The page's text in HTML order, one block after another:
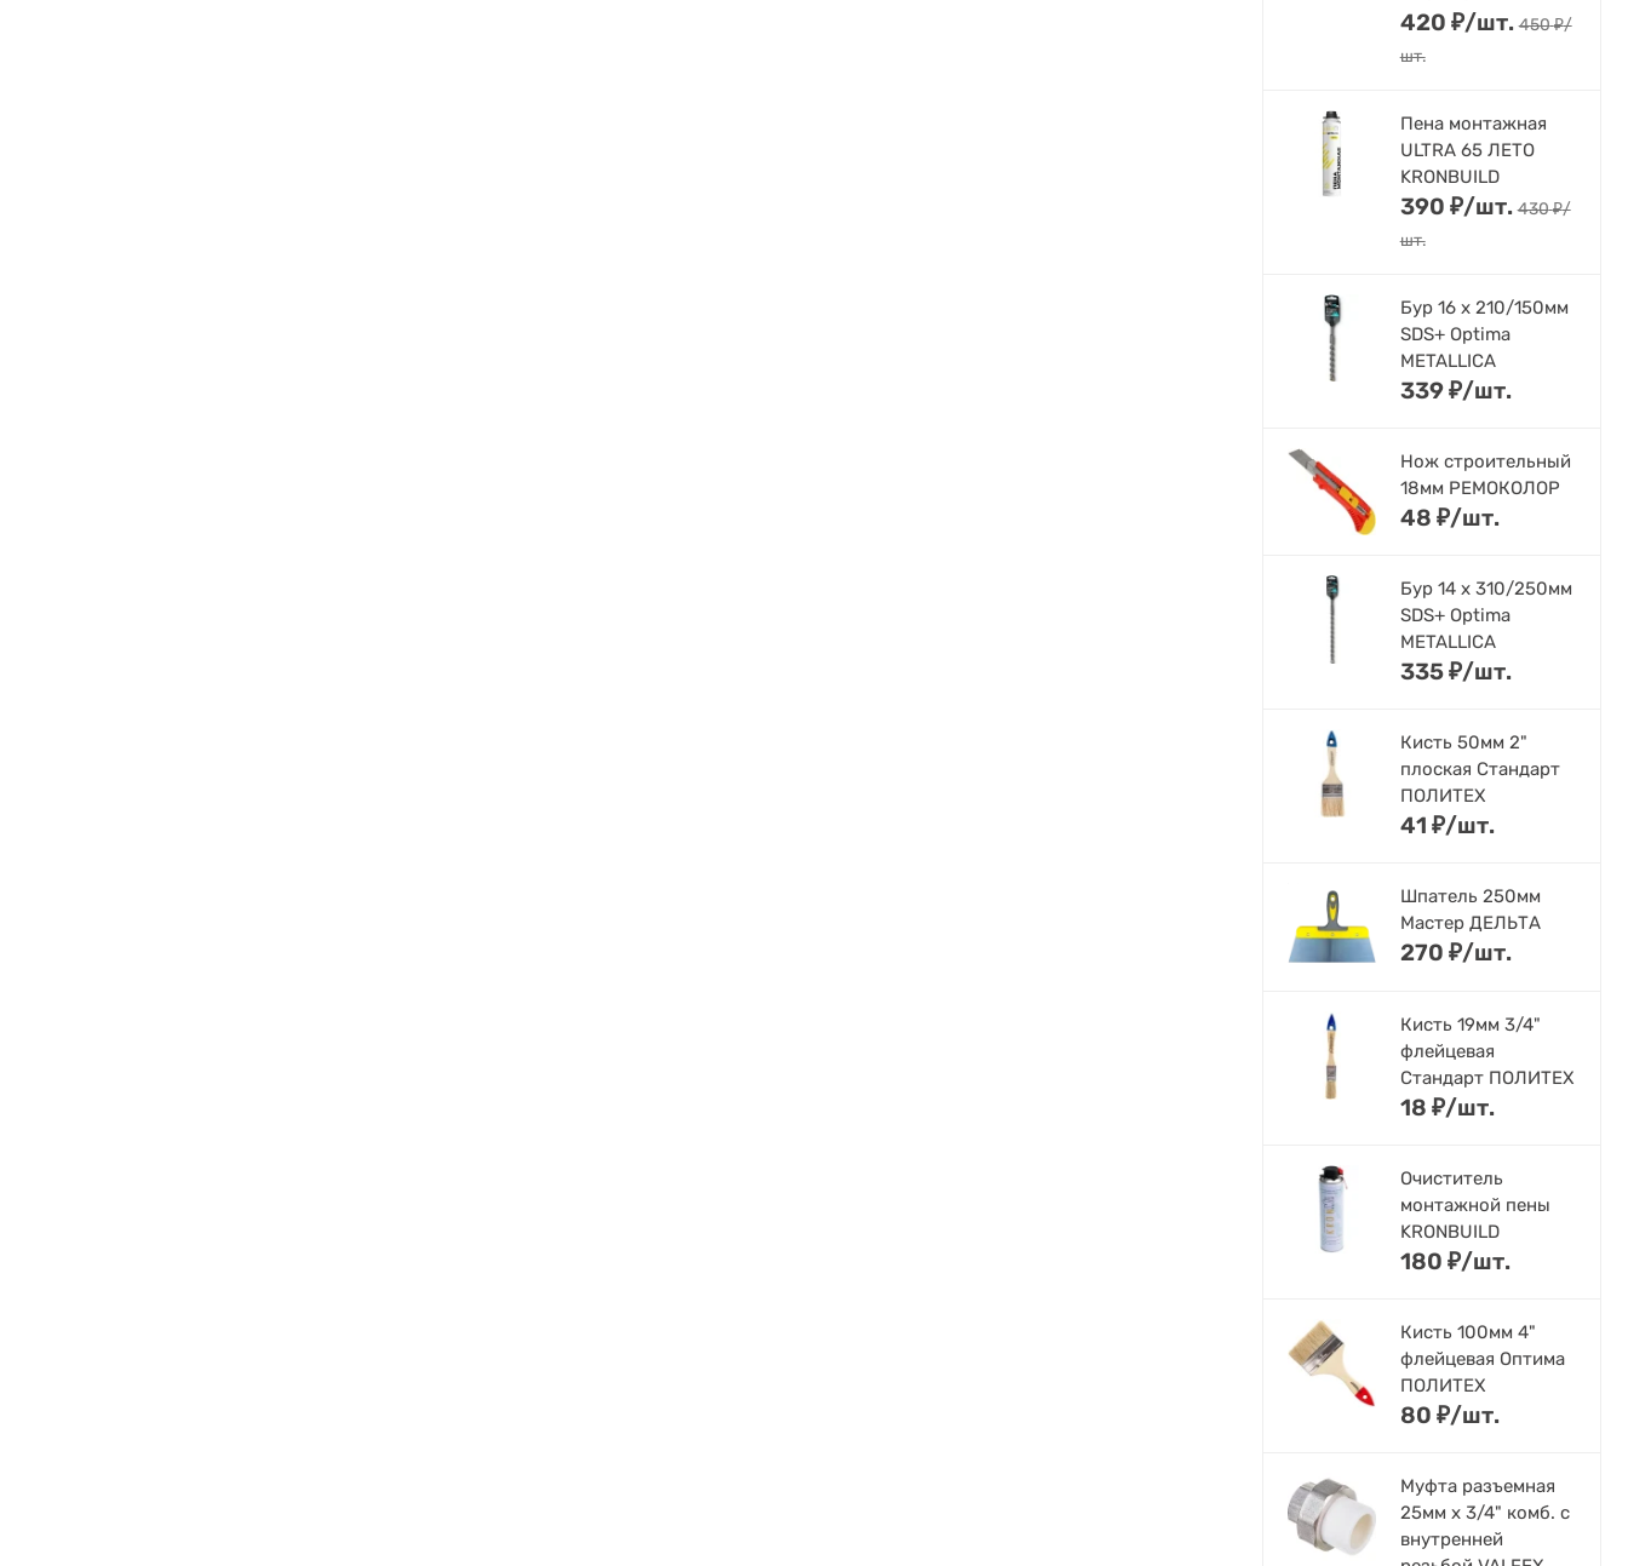
420 ₽/шт. 450₽/
шт.
Пена монтажная
ULTRA 65 ЛЕТО
KRONBUILD
390 ₽/шт. 430₽/
шт.
Бур 16 х 210/150мм
SDS+ Optima
METALLICA
339₽/шт.
Нож строительный
18мм РЕМОКОЛОР
48 ₽/шт.
Бур 14 х 310/250мм
SDS+ Optima
METALLICA
335₽/шт.
Кисть 50мм 2"
плоская Стандарт
ПОЛИТЕХ
41 ₽/шт.
Шпатель 250мм
Мастер ДЕЛЬТА
270 ₽/шт.
Кисть 19мм 3/4"
флейцевая
Стандарт ПОЛИТЕХ
18 ₽/шт.
Очиститель
монтажной пены
KRONBUILD
180 ₽/шт.
Кисть 100мм 4"
флейцевая Оптима
ПОЛИТЕХ
80 ₽/шт.
Муфта разъемная
25мм х 3/4" комб. с
внутренней